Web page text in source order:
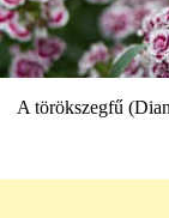
A törökszegfű